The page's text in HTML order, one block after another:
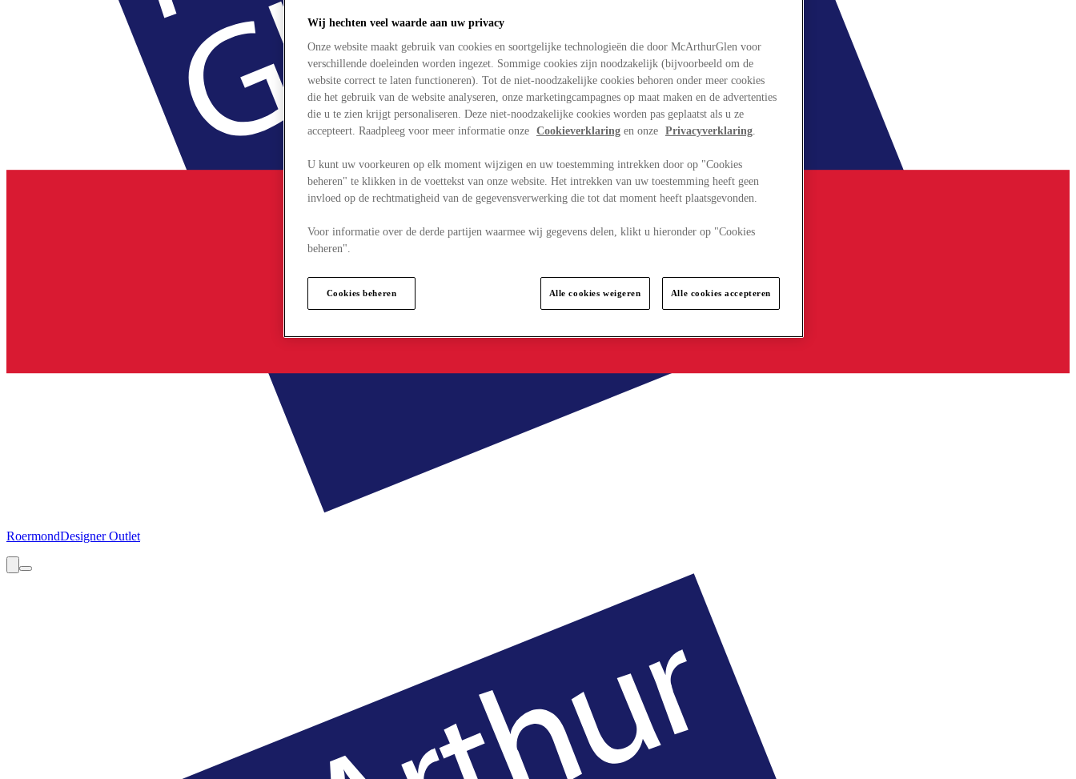
RoermondDesigner Outlet
Wij hechten veel waarde aan uw privacy
Onze website maakt gebruik van cookies en soortgelijke technologieën die door McArthurGlen voor
verschillende doeleinden worden ingezet. Sommige cookies zijn noodzakelijk (bijvoorbeeld om de
website correct te laten functioneren). Tot de niet-noodzakelijke cookies behoren onder meer cookies
die het gebruik van de website analyseren, onze marketingcampagnes op maat maken en de advertenties
die u te zien krijgt personaliseren. Deze niet-noodzakelijke cookies worden pas geplaatst als u ze
accepteert. Raadpleeg voor meer informatie onze Cookieverklaring en onze Privacyverklaring.
U kunt uw voorkeuren op elk moment wijzigen en uw toestemming intrekken door op "Cookies
beheren" te klikken in de voettekst van onze website. Het intrekken van uw toestemming heeft geen
invloed op de rechtmatigheid van de gegevensverwerking die tot dat moment heeft plaatsgevonden.
Voor informatie over de derde partijen waarmee wij gegevens delen, klikt u hieronder op "Cookies
beheren".
Cookies beheren Alle cookies weigeren Alle cookies accepteren